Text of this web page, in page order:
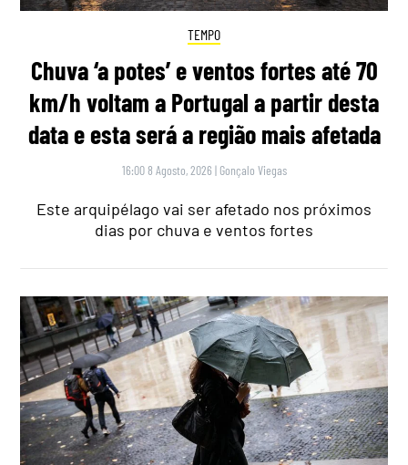
TEMPO
Chuva ‘a potes’ e ventos fortes até 70
km/h voltam a Portugal a partir desta
data e esta será a região mais afetada
16:00 8 Agosto, 2026 | Gonçalo Viegas
Este arquipélago vai ser afetado nos próximos
dias por chuva e ventos fortes